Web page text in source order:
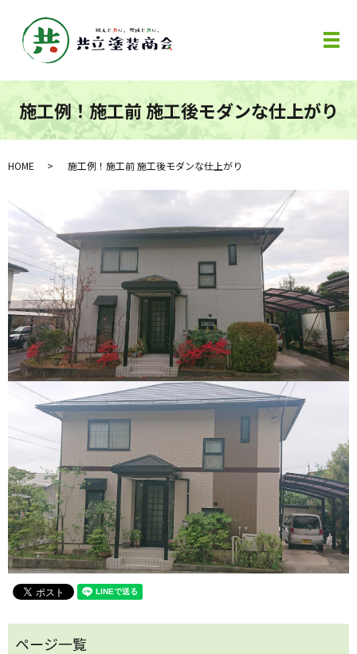
メ
施工例！施工前 施工後モダンな仕上がり
HOME 施工例！施工前 施工後モダンな仕上がり